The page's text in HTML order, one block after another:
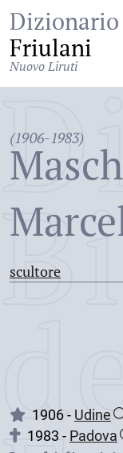
Friulani
Nuovo Liruti
(1906-1983)
scultore
1906 - Udine
1983 - Padova